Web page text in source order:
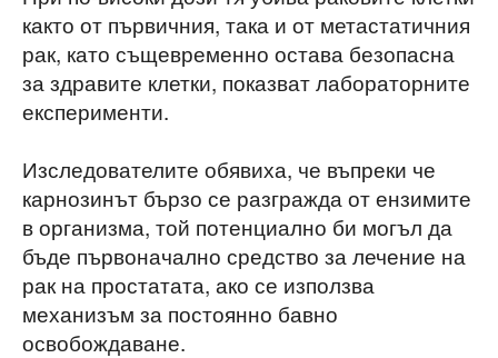
както от първичния, така и от метастатичния
рак, като същевременно остава безопасна
за здравите клетки, показват лабораторните
експерименти.
Изследователите обявиха, че въпреки че
карнозинът бързо се разгражда от ензимите
в организма, той потенциално би могъл да
бъде първоначално средство за лечение на
рак на простатата, ако се използва
механизъм за постоянно бавно
освобождаване.